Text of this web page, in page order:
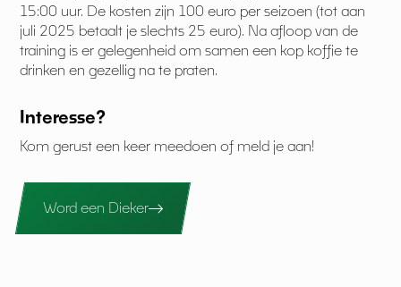
15:00 uur. De kosten zijn 100 euro per seizoen (tot aan
juli 2025 betaalt je slechts 25 euro). Na afloop van de
training is er gelegenheid om samen een kop koffie te
drinken en gezellig na te praten.
Interesse?
Kom gerust een keer meedoen of meld je aan!
Word een Dieker